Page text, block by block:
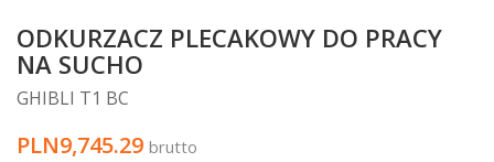
ODKURZACZ PLECAKOWY DO PRACY
NA SUCHO
GHIBLI T1 BC
PLN9,745.29 brutto